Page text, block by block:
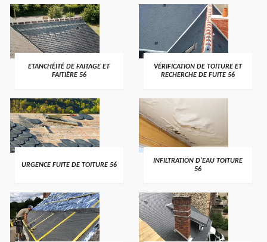
>
ETANCHÉITÉ DE FAITAGE ET
FAITIÈRE 56
>
VÉRIFICATION DE TOITURE ET
RECHERCHE DE FUITE 56
>
URGENCE FUITE DE TOITURE 56 >
INFILTRATION D'EAU TOITURE
56